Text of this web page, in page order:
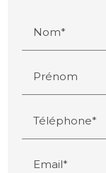
Nom*
Prénom
Téléphone*
Email*